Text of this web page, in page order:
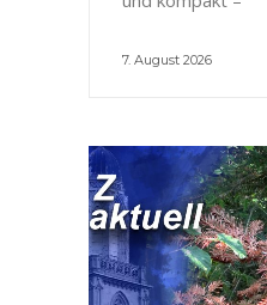
7. August 2026